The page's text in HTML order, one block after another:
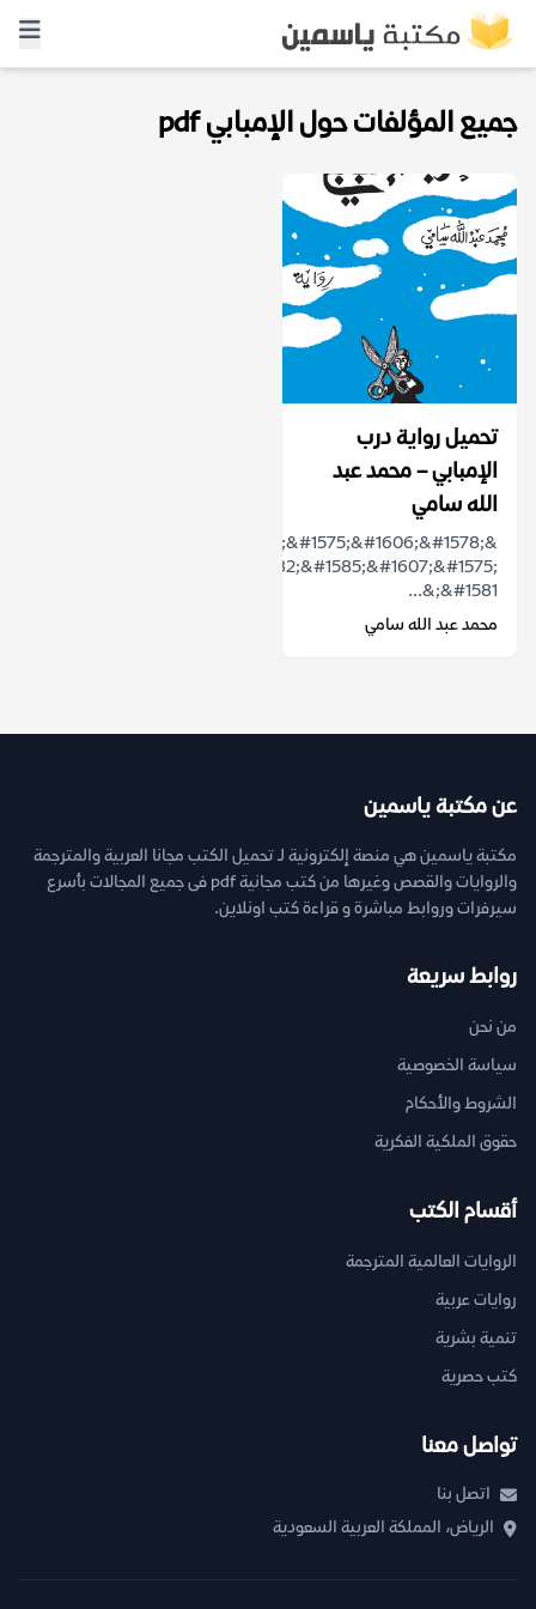
جميع المؤلفات حول الإمبابي pdf
تحميل رواية درب
الإمبابي – محمد عبد
الله سامي
&ldquo;&#1603;&#1575;&#1606;&#1578;
&#1570;&#1582;&#1585;&#1607;&#1575;
&#1581;&...
محمد عبد الله سامي
عن مكتبة ياسمين
مكتبة ياسمين هي منصة إلكترونية لـ تحميل الكتب مجانا العربية والمترجمة
والروايات والقصص وغيرها من كتب مجانية pdf فى جميع المجالات بأسرع
سيرفرات وروابط مباشرة و قراءة كتب اونلاين.
روابط سريعة
من نحن
سياسة الخصوصية
الشروط والأحكام
حقوق الملكية الفكرية
أقسام الكتب
الروايات العالمية المترجمة
روايات عربية
تنمية بشرية
كتب حصرية
تواصل معنا
اتصل بنا
الرياض، المملكة العربية السعودية